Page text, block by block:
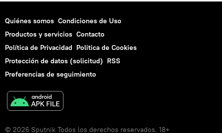
Quiénes somos Condiciones de Uso
Productos y servicios Contacto
Política de Privacidad Politica de Cookies
Protección de datos (solicitud) RSS
Preferencias de seguimiento
© 2026 Sputnik Todos los derechos reservados. 18+